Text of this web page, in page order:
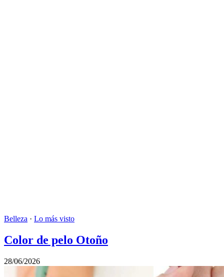
Belleza · Lo más visto
Color de pelo Otoño
28/06/2026